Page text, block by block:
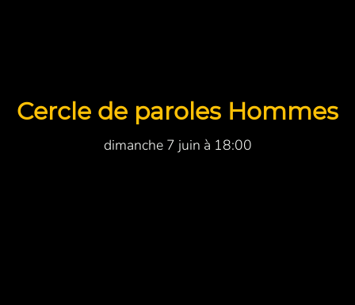
Cercle de paroles Hommes
dimanche 7 juin à 18:00